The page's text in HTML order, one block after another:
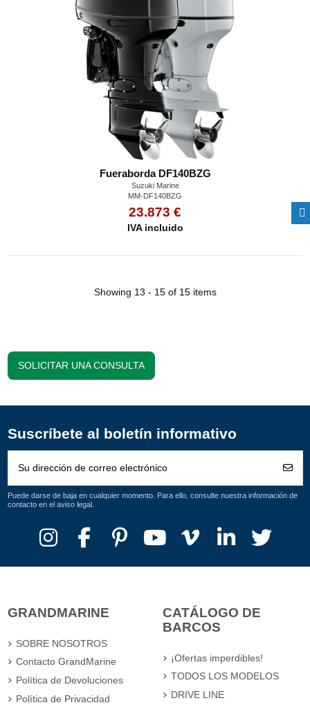
Fueraborda DF140BZG
Suzuki Marine
MM-DF140BZG
23.873 €
IVA incluido
Showing 13 - 15 of 15 items
SOLICITAR UNA CONSULTA
Suscríbete al boletín informativo
Puede darse de baja en cualquier momento. Para ello, consulte nuestra información de
contacto en el aviso legal.
GRANDMARINE
SOBRE NOSOTROS
Contacto GrandMarine
Política de Devoluciones
Política de Privacidad
CATÁLOGO DE
BARCOS
¡Ofertas imperdibles!
TODOS LOS MODELOS
DRIVE LINE